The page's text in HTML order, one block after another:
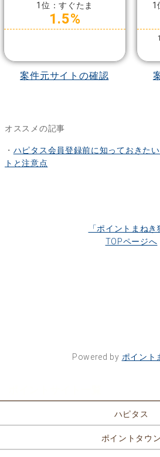
1位：すぐたま
1.5%
案件元サイトの確認
1
オススメの記事
・ ハピタス会員登録前に知っておきた
トと注意点
「ポイントまねき
TOPページへ
Powered by ポイント
ハピタス
ポイントタウン